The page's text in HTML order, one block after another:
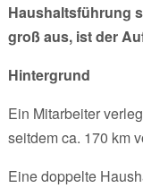
Haushaltsführung
groß aus, ist der
Hintergrund
Ein Mitarbeiter
seitdem ca. 170 km
Eine doppelte